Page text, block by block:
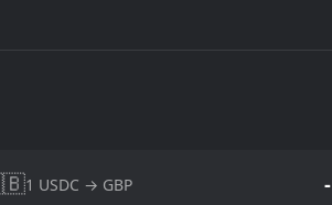
1 USDC → GBP -